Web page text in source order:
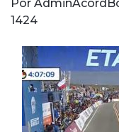
Por
1424